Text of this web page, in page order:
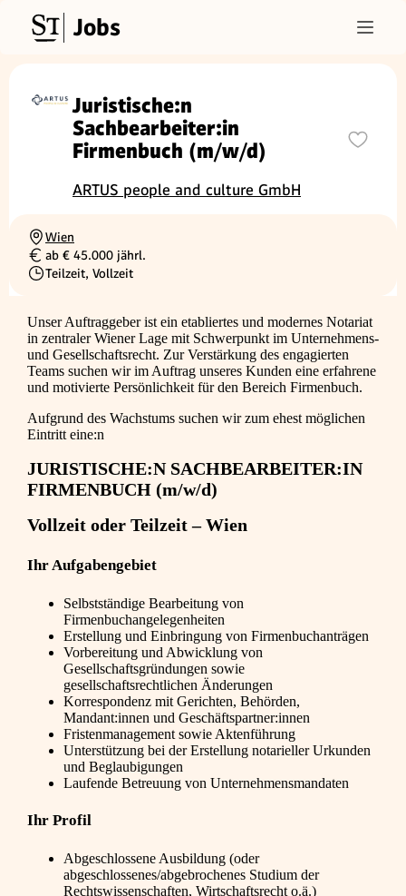
Jobs
Juristische:n
Sachbearbeiter:in
Firmenbuch (m/w/d)
ARTUS people and culture GmbH
Ortschaft
Wien
Gehalt
ab € 45.000 jährl.
Beschäftigungsart
Teilzeit, Vollzeit
Unser Auftraggeber ist ein etabliertes und modernes Notariat
in zentraler Wiener Lage mit Schwerpunkt im Unternehmens-
und Gesellschaftsrecht. Zur Verstärkung des engagierten
Teams suchen wir im Auftrag unseres Kunden eine erfahrene
und motivierte Persönlichkeit für den Bereich Firmenbuch.
Aufgrund des Wachstums suchen wir zum ehest möglichen
Eintritt eine:n
JURISTISCHE:N SACHBEARBEITER:IN
FIRMENBUCH (m/w/d)
Vollzeit oder Teilzeit – Wien
Ihr Aufgabengebiet
Selbstständige Bearbeitung von
Firmenbuchangelegenheiten
Erstellung und Einbringung von Firmenbuchanträgen
Vorbereitung und Abwicklung von
Gesellschaftsgründungen sowie
gesellschaftsrechtlichen Änderungen
Korrespondenz mit Gerichten, Behörden,
Mandant:innen und Geschäftspartner:innen
Fristenmanagement sowie Aktenführung
Unterstützung bei der Erstellung notarieller Urkunden
und Beglaubigungen
Laufende Betreuung von Unternehmensmandaten
Ihr Profil
Abgeschlossene Ausbildung (oder
abgeschlossenes/abgebrochenes Studium der
Rechtswissenschaften, Wirtschaftsrecht o.ä.)